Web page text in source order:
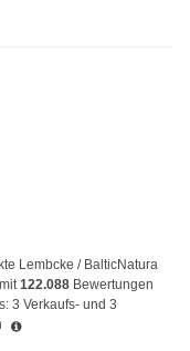
Lembcke / BalticNatura
mit122.088 Bewertungen
3 Verkaufs- und 3